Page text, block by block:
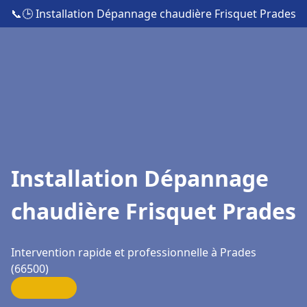
📞🕒 Installation Dépannage chaudière Frisquet Prades
Installation Dépannage
chaudière Frisquet Prades
Intervention rapide et professionnelle à Prades
(66500)